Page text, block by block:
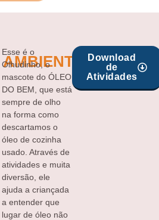
Esse é o
Olhudinho, o
mascote do ÓLEO
DO BEM, que está
sempre de olho
na forma como
descartamos o
óleo de cozinha
usado. Através de
atividades e muita
diversão, ele
ajuda a criançada
a entender que
lugar de óleo não
Download
de
Atividades